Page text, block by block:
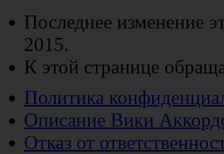
Последнее изменение
2015.
К этой странице
Политика
Описание Вики
Отказ от